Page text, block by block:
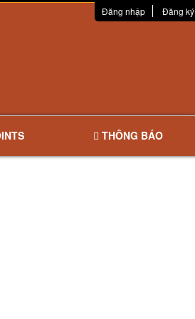
Đăng nhập Đăng ký
THÔNG BÁO